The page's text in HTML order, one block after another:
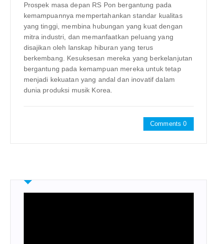
Prospek masa depan RS Pon bergantung pada
kemampuannya mempertahankan standar kualitas
yang tinggi, membina hubungan yang kuat dengan
mitra industri, dan memanfaatkan peluang yang
disajikan oleh lanskap hiburan yang terus
berkembang. Kesuksesan mereka yang berkelanjutan
bergantung pada kemampuan mereka untuk tetap
menjadi kekuatan yang andal dan inovatif dalam
dunia produksi musik Korea.
Comments 0